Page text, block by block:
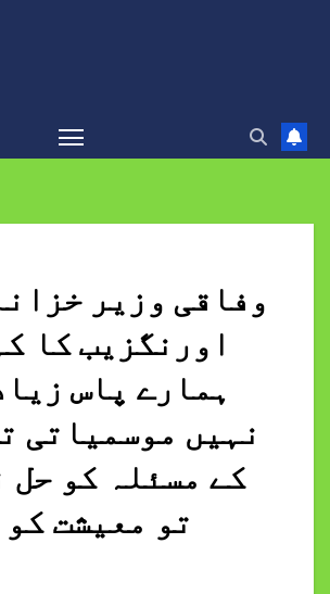
وفاقی وزیر
اورنگزیب کا
ہمارے پاس
نہیں موسمیاتی
کے مسئلہ کو حل
تو معیشت